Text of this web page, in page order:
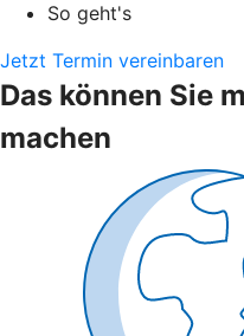
So geht's
Jetzt Termin vereinbaren
Das können Sie
machen